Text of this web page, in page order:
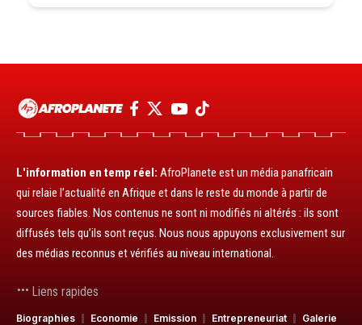
L'information en temp réel: AfroPlanete est un média panafricain
qui relaie l’actualité en Afrique et dans le reste du monde à partir de
sources fiables. Nos contenus ne sont ni modifiés ni altérés : ils sont
diffusés tels qu’ils sont reçus. Nous nous appuyons exclusivement sur
des médias reconnus et vérifiés au niveau international.
Liens rapides
Biographies Economie Emission Entrepreneuriat Galerie